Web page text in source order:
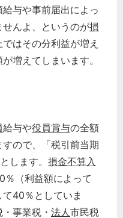
与や事前届出によっ
せんよ、というのが損
はその分利益が増え
増えてしまいます。
給与や役員賞与の全額
ので、「税引前当期
します。 損金不算入
％（利益額によって
40％としていま
事業税・ 法人市民税